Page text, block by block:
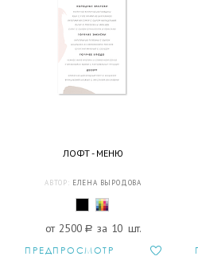
ЛОФТ - МЕНЮ
АВТОР: ЕЛЕНА ВЫРОДОВА
от 2500 a за 10 шт.
ПРЕДПРОСМОТР